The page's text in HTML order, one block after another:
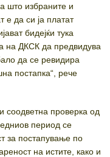
што избраните и
е да си ја платат
бидејќи тука
на ДКСК да предвидува
да се ревидира
постапка“, рече
соодветна проверка од
период се
за постапување по
на истите, како и